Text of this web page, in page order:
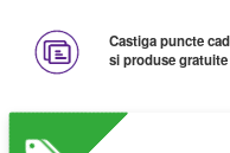
Castiga puncte
si produse gratuite